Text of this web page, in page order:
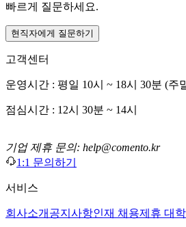
빠르게 질문하세요.
현직자에게 질문하기
고객센터
운영시간 : 평일 10시 ~ 18시 30분 (주
점심시간 : 12시 30분 ~ 14시
기업 제휴 문의: help@comento.kr
1:1 문의하기
서비스
회사소개 공지사항인재 채용제휴 대